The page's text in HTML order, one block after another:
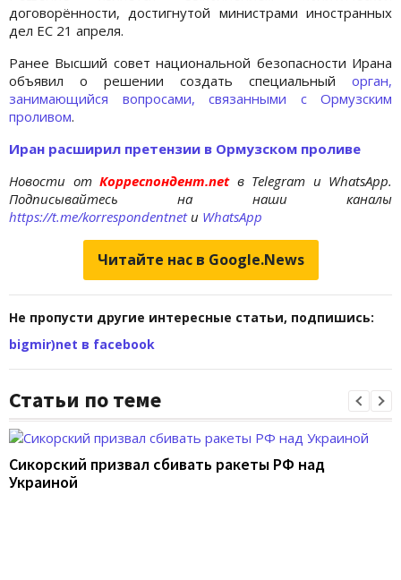
договорённости, достигнутой министрами иностранных
дел ЕС 21 апреля.
Ранее Высший совет национальной безопасности Ирана
объявил о решении создать специальный орган,
занимающийся вопросами, связанными с Ормузским
проливом.
Иран расширил претензии в Ормузском проливе
Новости отКорреспондент.net в Telegram и WhatsApp.
Подписывайтесь на наши каналы
https://t.me/korrespondentnetи WhatsApp
Читайте нас в Google.News
Не пропусти другие интересные статьи, подпишись:
bigmir)net в facebook
Статьи по теме
Сикорский призвал сбивать ракеты РФ над
Украиной